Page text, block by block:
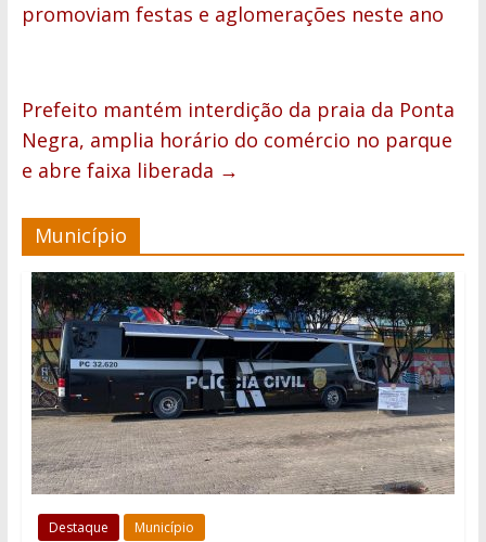
promoviam festas e aglomerações neste ano
Prefeito mantém interdição da praia da Ponta
Negra, amplia horário do comércio no parque
e abre faixa liberada →
Município
Destaque Município